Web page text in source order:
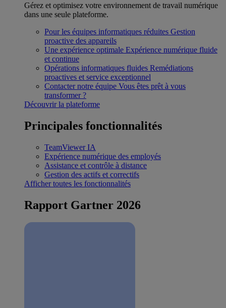
Gérez et optimisez votre environnement de travail numérique
dans une seule plateforme.
Pour les équipes informatiques réduites Gestion
proactive des appareils
Une expérience optimale Expérience numérique fluide
et continue
Opérations informatiques fluides Remédiations
proactives et service exceptionnel
Contacter notre équipe Vous êtes prêt à vous
transformer ?
Découvrir la plateforme
Principales fonctionnalités
TeamViewer IA
Expérience numérique des employés
Assistance et contrôle à distance
Gestion des actifs et correctifs
Afficher toutes les fonctionnalités
Rapport Gartner 2026